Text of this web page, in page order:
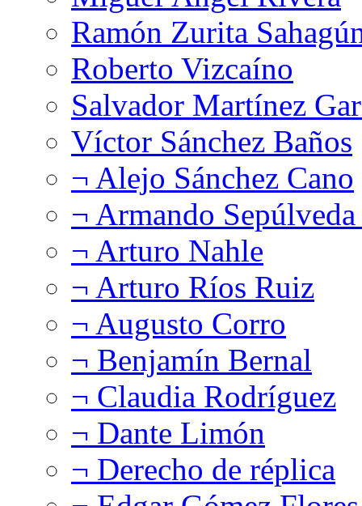
Ramón Zurita
Roberto Vizcaíno
Salvador Martínez
Víctor Sánchez Baños
¬ Alejo Sánchez Cano
¬ Armando
¬ Arturo Nahle
¬ Arturo Ríos Ruiz
¬ Augusto Corro
¬ Benjamín Bernal
¬ Claudia Rodríguez
¬ Dante Limón
¬ Derecho de réplica